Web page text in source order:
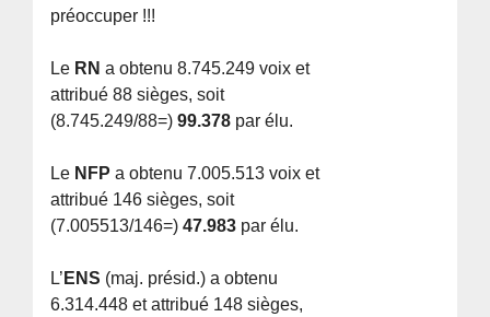
préoccuper !!!
Le RNa obtenu 8.745.249 voix et
attribué 88 sièges, soit
(8.745.249/88=)99.378 par élu.
Le NFP a obtenu 7.005.513 voix et
attribué 146 sièges, soit
(7.005513/146=)47.983 par élu.
L’ ENS (maj. présid.) a obtenu
6.314.448 et attribué 148 sièges,